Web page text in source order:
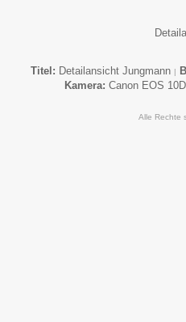
Titel: Detailansicht Jungmann |
Kamera: Canon EOS 10D
Alle Rechte